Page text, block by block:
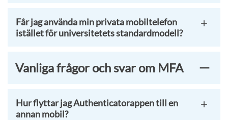
Får jag använda min privata mobiltelefon
istället för universitetets standardmodell?
Vanliga frågor och svar om MFA
Hur flyttar jag Authenticatorappen till en
annan mobil?